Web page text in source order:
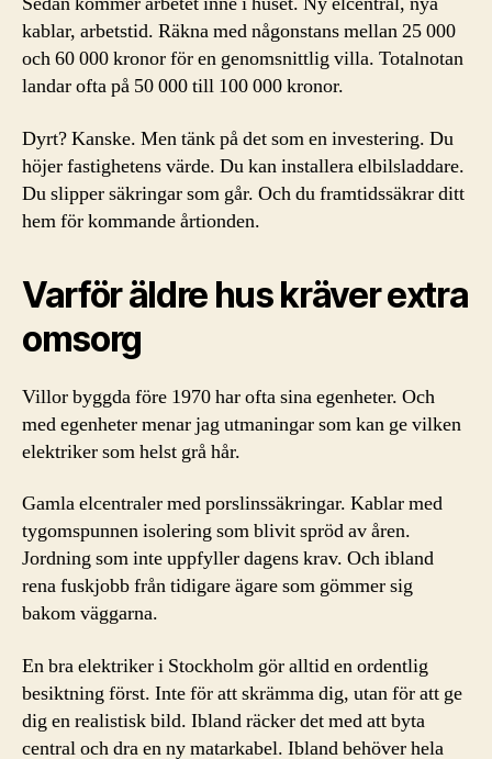
kablar, arbetstid. Räkna med någonstans mellan 25 000
och 60 000 kronor för en genomsnittlig villa. Totalnotan
landar ofta på 50 000 till 100 000 kronor.
Dyrt? Kanske. Men tänk på det som en investering. Du
höjer fastighetens värde. Du kan installera elbilsladdare.
Du slipper säkringar som går. Och du framtidssäkrar ditt
hem för kommande årtionden.
Varför äldre hus kräver extra
omsorg
Villor byggda före 1970 har ofta sina egenheter. Och
med egenheter menar jag utmaningar som kan ge vilken
elektriker som helst grå hår.
Gamla elcentraler med porslinssäkringar. Kablar med
tygomspunnen isolering som blivit spröd av åren.
Jordning som inte uppfyller dagens krav. Och ibland
rena fuskjobb från tidigare ägare som gömmer sig
bakom väggarna.
En bra elektriker i Stockholm gör alltid en ordentlig
besiktning först. Inte för att skrämma dig, utan för att ge
dig en realistisk bild. Ibland räcker det med att byta
central och dra en ny matarkabel. Ibland behöver hela